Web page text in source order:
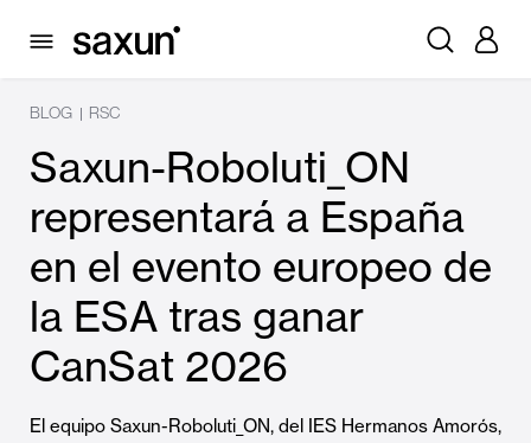
BLOG | RSC
Saxun-Roboluti_ON
representará a España
en el evento europeo de
la ESA tras ganar
CanSat 2026
El equipo Saxun-Roboluti_ON, del IES Hermanos Amorós,